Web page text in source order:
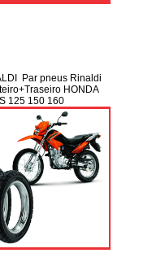
Par pneus Rinaldi
HONDA
125 150 160